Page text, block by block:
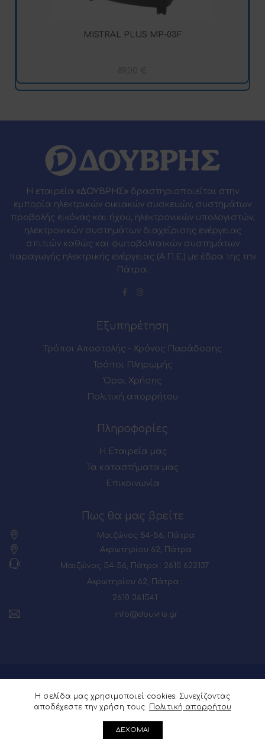
MISTRAL PLUS MP-03F
89,00 €
Η εταιρεία «ΔΟΥΒΡΗΣ» δραστηριοποιείται στην
εμπορία ηλεκτρικών οικιακών συσκευών, συστημάτων
προβολής εικόνας και ήχου, ηλεκτρονικών υπολογιστών,
ηλεκτρονικών συστημάτων διαχείρισης ενέργειας
σπιτιών καθώς και φωτοβολταϊκών συστημάτων
παραγωγής ηλεκτρικής ενέργειας (Α.Π.Ε.) με έδρα της την
Πάτρα.
Εξυπηρέτηση
Τρόποι Αποστολής - Χρόνος Παράδοσης
Τρόποι Πληρωμής
Όροι Χρήσης
Πολιτική απορρήτου
Πληροφορίες
Η Εταιρεία μας
Τα καταστήματα μας
Επικοινωνία
Πως θα μας βρείτε
Μαιζώνος 54-56, Πάτρα
Ακρωτηρίου 62, Πάτρα
Μαιζώνος 54-56, Πάτρα : 2610 622137
Ακρωτηρίου 62, Πάτρα :
2610 361541
info@douvris.gr
© 2026 Powered by
Η σελίδα μας χρησιμοποιεί cookies. Συνεχίζοντας
αποδέχεστε την χρήση τους. Πολιτική απορρήτου
ΔΕΧΟΜΑΙ